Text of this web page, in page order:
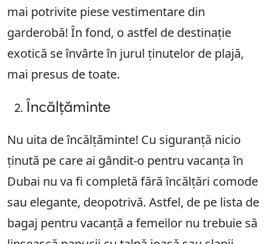
mai potrivite piese vestimentare din
garderobă! În fond, o astfel de destinație
exotică se învârte în jurul ținutelor de plajă,
mai presus de toate.
Încălțăminte
Nu uita de încălțăminte! Cu siguranță nicio
ținută pe care ai gândit-o pentru vacanța în
Dubai nu va fi completă fără încălțări comode
sau elegante, deopotrivă. Astfel, de pe lista de
bagaj pentru vacanță a femeilor nu trebuie să